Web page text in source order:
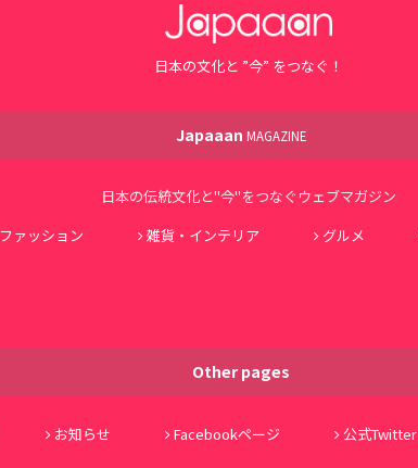
日本の文化と ”今” をつなぐ！
Japaaan MAGAZINE
日本の伝統文化と"今"をつなぐウェブマガジン
ファッション 雑貨・インテリア グルメ
Other pages
お知らせ Facebookページ 公式Twitter